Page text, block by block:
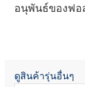
อนุพันธ์ของฟอ
ดูสินค้ารุ่นอื่นๆ